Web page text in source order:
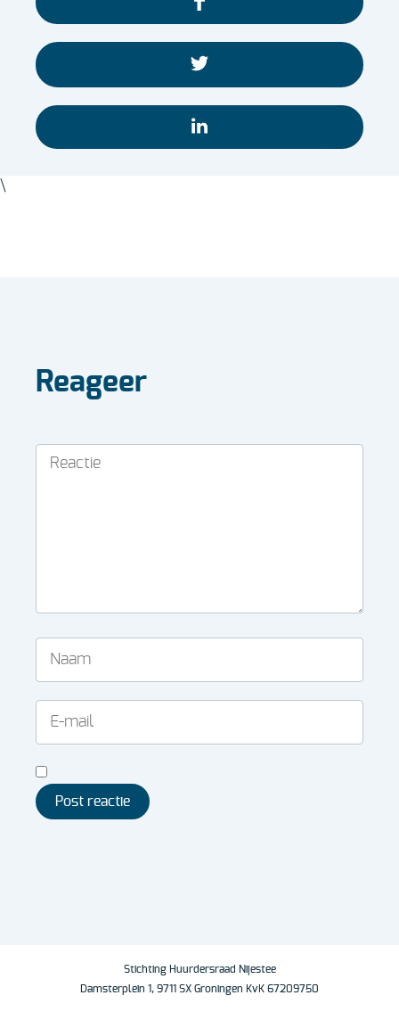
\
Reageer
Stichting Huurdersraad Nijestee
Damsterplein 1, 9711 SX Groningen KvK 67209750